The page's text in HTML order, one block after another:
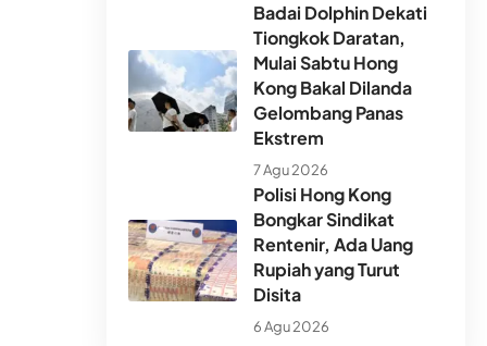
Badai Dolphin Dekati
Tiongkok Daratan,
Mulai Sabtu Hong
Kong Bakal Dilanda
Gelombang Panas
Ekstrem
7 Agu 2026
Polisi Hong Kong
Bongkar Sindikat
Rentenir, Ada Uang
Rupiah yang Turut
Disita
6 Agu 2026